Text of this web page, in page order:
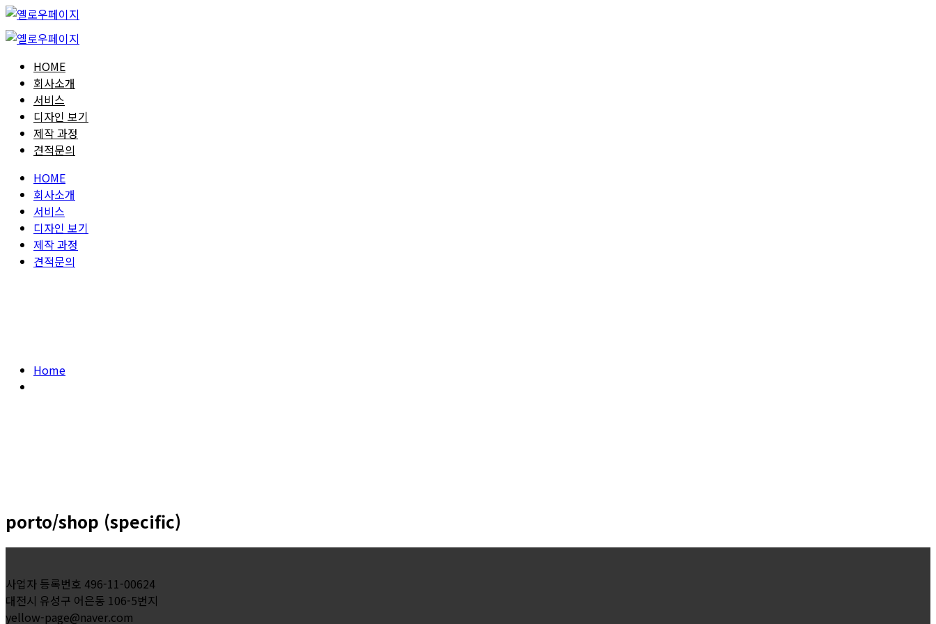
HOME
회사소개
서비스
디자인 보기
제작 과정
견적문의
HOME
회사소개
서비스
디자인 보기
제작 과정
견적문의
Home
porto/shop (specific)
사업자 등록번호 496-11-00624
대전시 유성구 어은동 106-5번지
yellow-page@naver.com